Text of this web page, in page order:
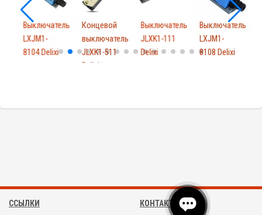
Выключатель
LXJM1-
8104 Delixi
Концевой
выключатель
JLXK1-511
Delixi
Выключатель
JLXK1-111
Delixi
Выключатель
LXJM1-
8108 Delixi
ССЫЛКИ КОНТАКТЫ